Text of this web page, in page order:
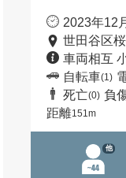
2023年12
世田谷区
車両相互
自転車(1)
死亡(0) 負
距離151m
他